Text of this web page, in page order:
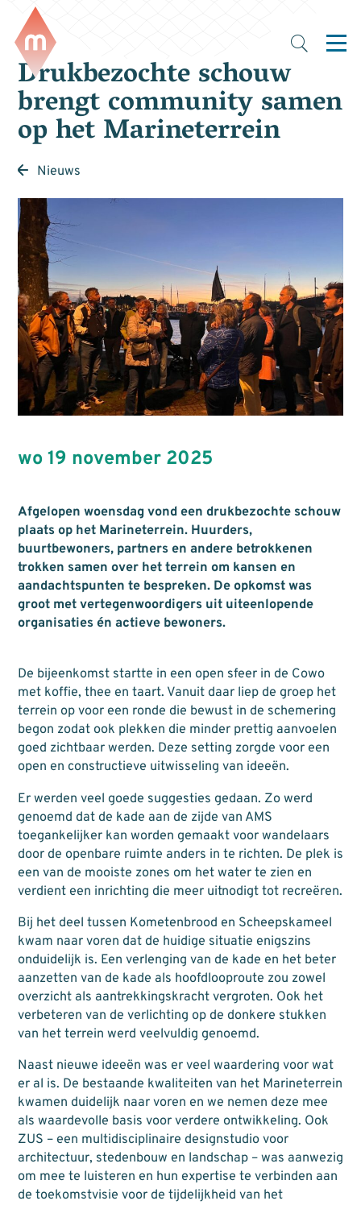
Drukbezochte schouw
brengt community samen
op het Marineterrein
Nieuws
wo 19 november 2025
Afgelopen woensdag vond een drukbezochte schouw
plaats op het Marineterrein. Huurders,
buurtbewoners, partners en andere betrokkenen
trokken samen over het terrein om kansen en
aandachtspunten te bespreken. De opkomst was
groot met vertegenwoordigers uit uiteenlopende
organisaties én actieve bewoners.
De bijeenkomst startte in een open sfeer in de Cowo
met koffie, thee en taart. Vanuit daar liep de groep het
terrein op voor een ronde die bewust in de schemering
begon zodat ook plekken die minder prettig aanvoelen
goed zichtbaar werden. Deze setting zorgde voor een
open en constructieve uitwisseling van ideeën.
Er werden veel goede suggesties gedaan. Zo werd
genoemd dat de kade aan de zijde van AMS
toegankelijker kan worden gemaakt voor wandelaars
door de openbare ruimte anders in te richten. De plek is
een van de mooiste zones om het water te zien en
verdient een inrichting die meer uitnodigt tot recreëren.
Bij het deel tussen Kometenbrood en Scheepskameel
kwam naar voren dat de huidige situatie enigszins
onduidelijk is. Een verlenging van de kade en het beter
aanzetten van de kade als hoofdlooproute zou zowel
overzicht als aantrekkingskracht vergroten. Ook het
verbeteren van de verlichting op de donkere stukken
van het terrein werd veelvuldig genoemd.
Naast nieuwe ideeën was er veel waardering voor wat
er al is. De bestaande kwaliteiten van het Marineterrein
kwamen duidelijk naar voren en we nemen deze mee
als waardevolle basis voor verdere ontwikkeling. Ook
ZUS – een multidisciplinaire designstudio voor
architectuur, stedenbouw en landschap – was aanwezig
om mee te luisteren en hun expertise te verbinden aan
de toekomstvisie voor de tijdelijkheid van het